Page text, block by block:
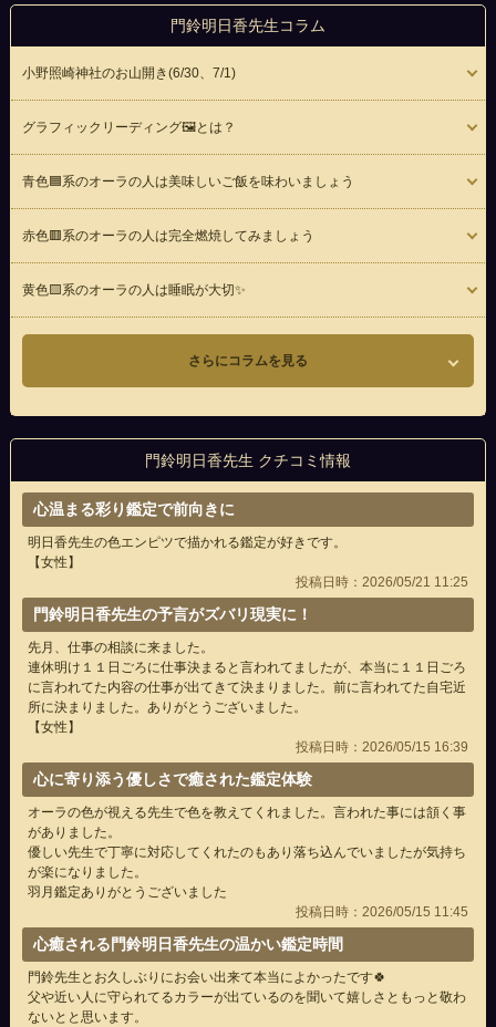
門鈴明日香先生コラム
小野照崎神社のお山開き(6/30、7/1)
グラフィックリーディング🖼とは？
青色🟦系のオーラの人は美味しいご飯を味わいましょう
赤色🟥系のオーラの人は完全燃焼してみましょう
黄色🟨系のオーラの人は睡眠が大切✨
さらにコラムを見る
門鈴明日香先生 クチコミ情報
心温まる彩り鑑定で前向きに
明日香先生の色エンピツで描かれる鑑定が好きです。
【女性】
投稿日時：2026/05/21 11:25
門鈴明日香先生の予言がズバリ現実に！
先月、仕事の相談に来ました。
連休明け１１日ごろに仕事決まると言われてましたが、本当に１１日ごろ
に言われてた内容の仕事が出てきて決まりました。前に言われてた自宅近
所に決まりました。ありがとうございました。
【女性】
投稿日時：2026/05/15 16:39
心に寄り添う優しさで癒された鑑定体験
オーラの色が視える先生で色を教えてくれました。言われた事には頷く事
がありました。
優しい先生で丁寧に対応してくれたのもあり落ち込んでいましたが気持ち
が楽になりました。
羽月鑑定ありがとうございました
投稿日時：2026/05/15 11:45
心癒される門鈴明日香先生の温かい鑑定時間
門鈴先生とお久しぶりにお会い出来て本当によかったです🍀
父や近い人に守られてるカラーが出ているのを聞いて嬉しさともっと敬わ
ないとと思います。